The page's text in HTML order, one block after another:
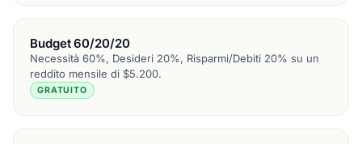
Budget 60/20/20
Necessità 60%, Desideri 20%, Risparmi/Debiti 20% su un
reddito mensile di $5.200.
GRATUITO